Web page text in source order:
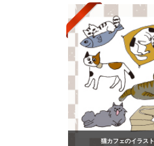
猫カフェのイラスト